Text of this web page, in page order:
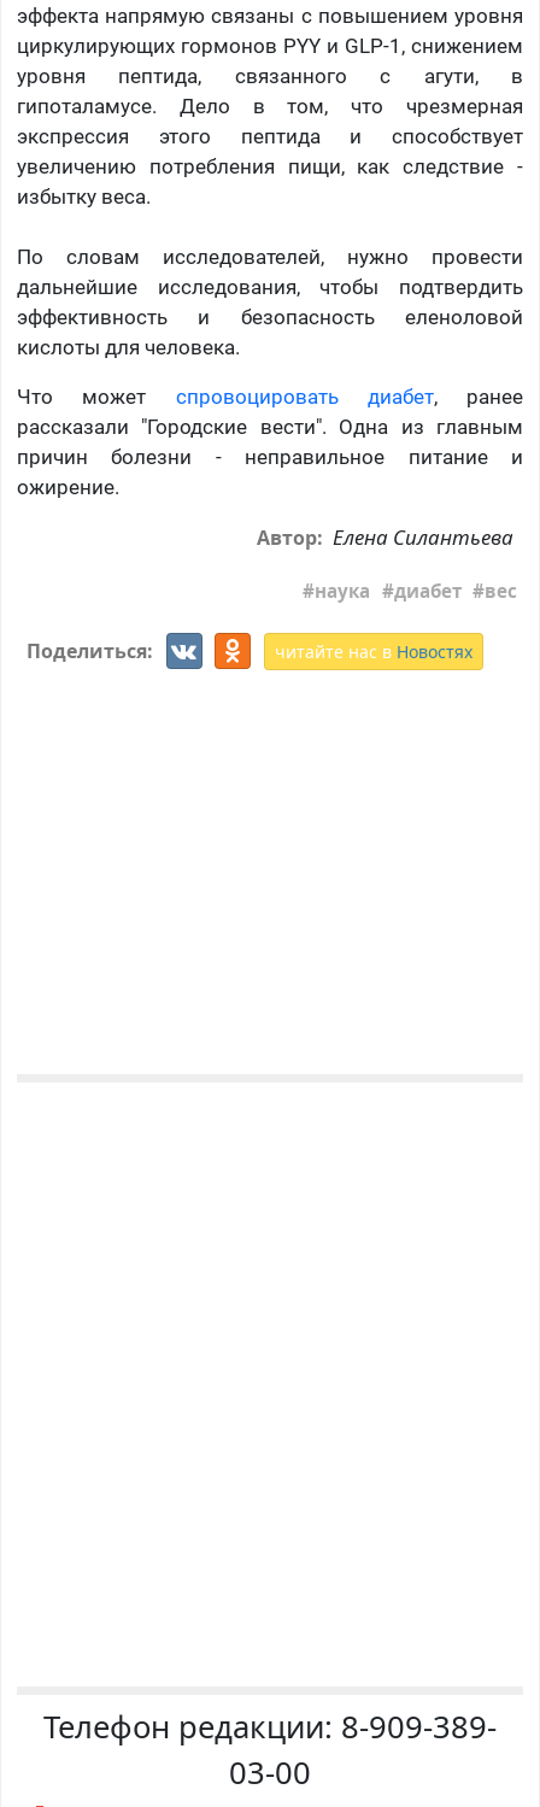
эффекта напрямую связаны с повышением уровня
циркулирующих гормонов PYY и GLP-1, снижением
уровня пептида, связанного с агути, в
гипоталамусе. Дело в том, что чрезмерная
экспрессия этого пептида и способствует
увеличению потребления пищи, как следствие -
избытку веса.
По словам исследователей, нужно провести
дальнейшие исследования, чтобы подтвердить
эффективность и безопасность еленоловой
кислоты для человека.
Что может спровоцировать диабет, ранее
рассказали "Городские вести". Одна из главным
причин болезни - неправильное питание и
ожирение.
Автор: Елена Силантьева
наука диабет вес
Поделиться: читайте нас в Новостях
Телефон редакции: 8-909-389-
03-00